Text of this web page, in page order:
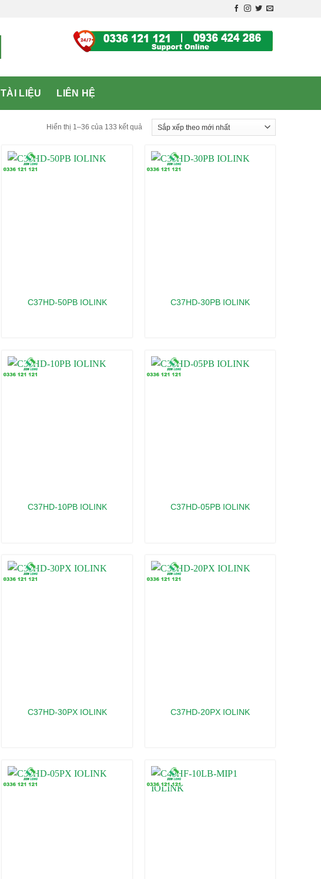
TÀI LIỆU LIÊN HỆ
Hiển thị 1–36 của 133 kết quả
C37HD-50PB IOLINK C37HD-30PB IOLINK
C37HD-10PB IOLINK C37HD-05PB IOLINK
C37HD-30PX IOLINK C37HD-20PX IOLINK